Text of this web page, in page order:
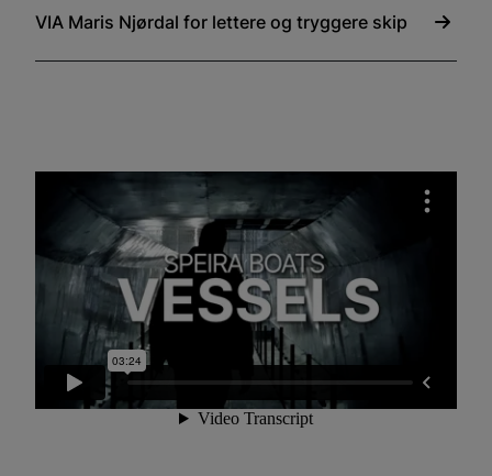
VIA Maris Njørdal for lettere og tryggere skip